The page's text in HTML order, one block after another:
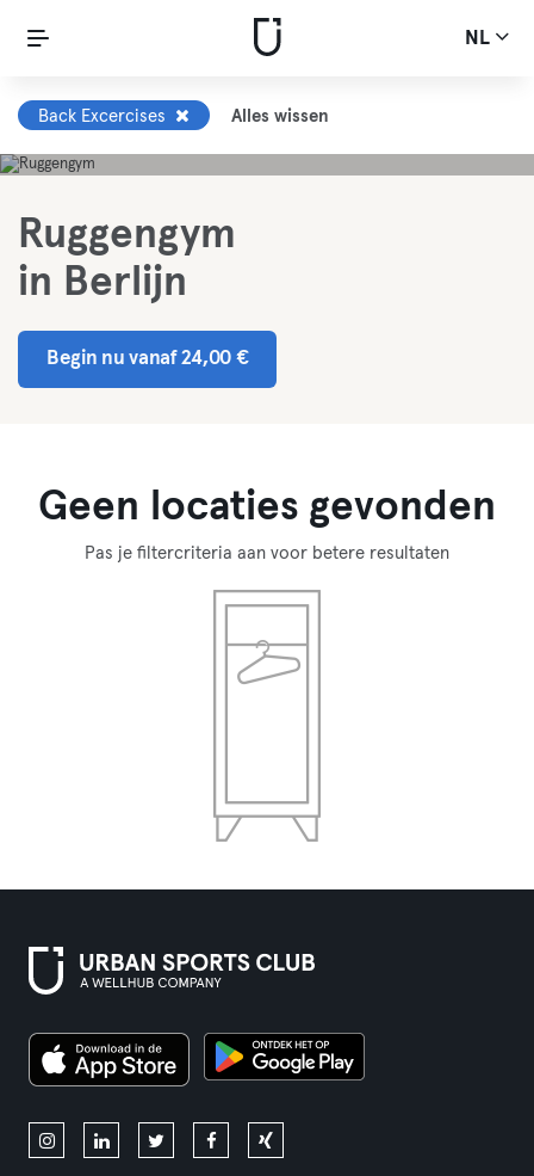
NL
Back Excercises Alles wissen
Ruggengym
in Berlijn
Begin nu vanaf 24,00 €
Geen locaties gevonden
Pas je filtercriteria aan voor betere resultaten